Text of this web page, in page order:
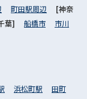
町田駅周辺
[神奈
葉] 船橋市
市川
浜松町駅
田町